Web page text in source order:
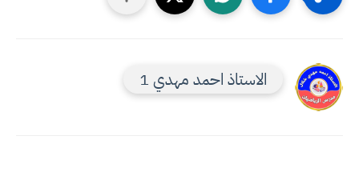
الاستاذ احمد مهدي 1